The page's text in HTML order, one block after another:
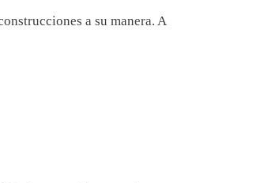
a su manera. A